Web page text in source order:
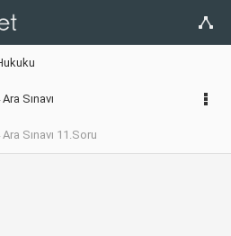
Sınavı
Sınavı 11.Soru